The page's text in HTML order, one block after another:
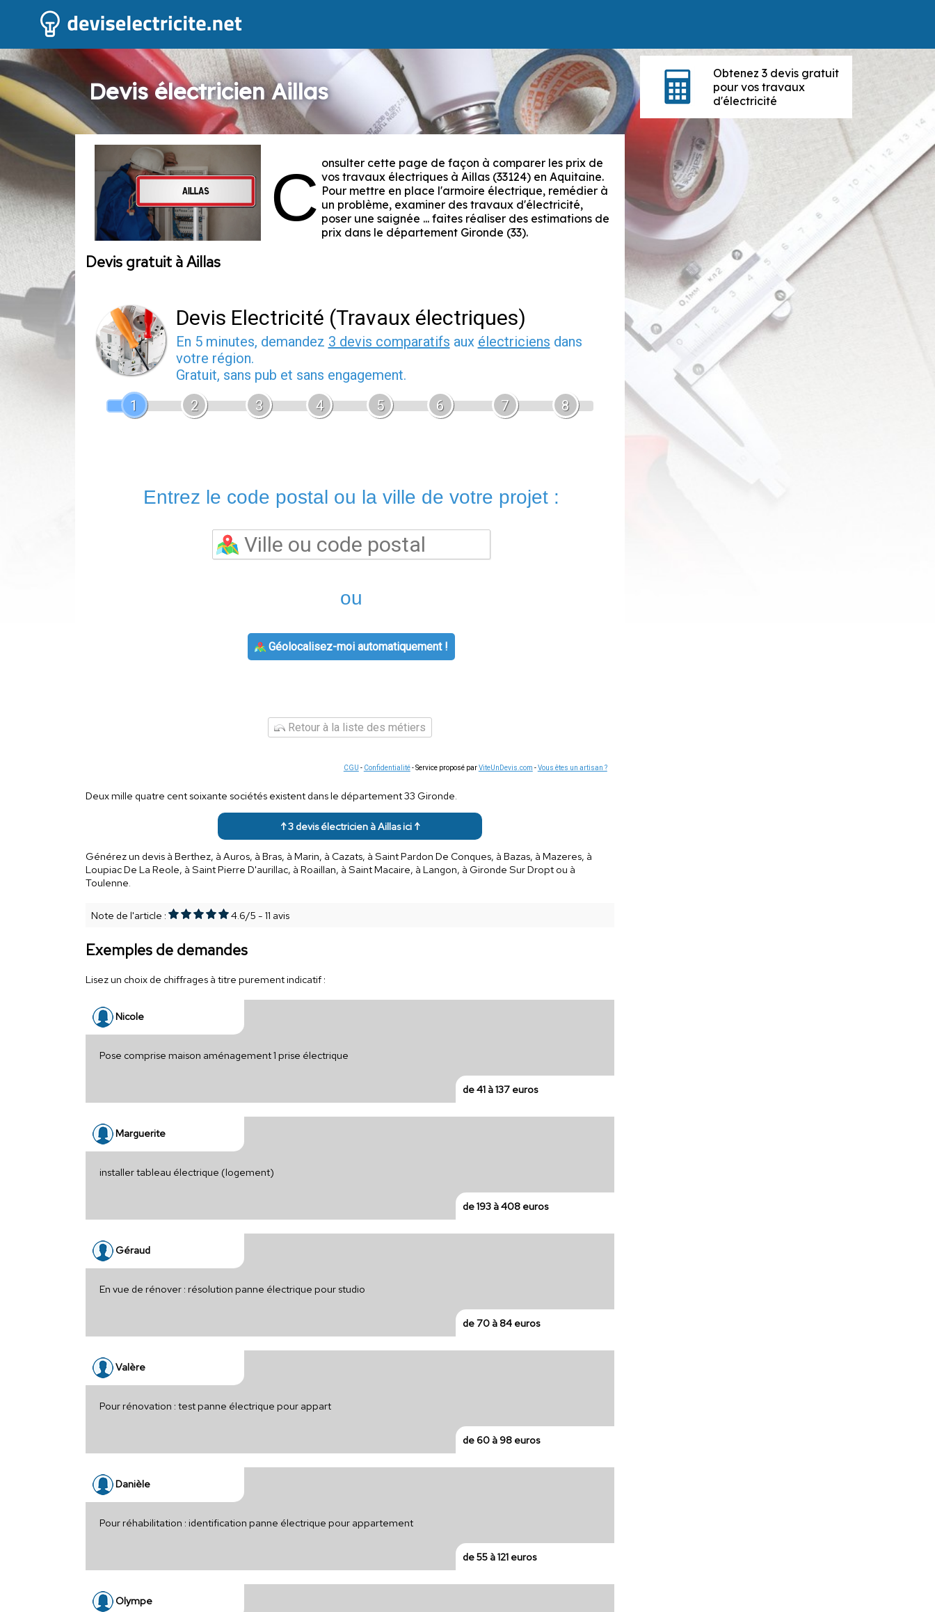
Devis électricien Aillas
C onsulter cette page de façon à comparer les prix de
vos travaux électriques à Aillas (33124) en Aquitaine.
Pour mettre en place l'armoire électrique, remédier à
un problème, examiner des travaux d'électricité,
poser une saignée ... faites réaliser des estimations de
prix dans le département Gironde (33).
Devis gratuit à Aillas
Devis Electricité (Travaux électriques)
En 5 minutes, demandez 3 devis comparatifs aux électriciens dans
votre région.
Gratuit, sans pub et sans engagement.
1
2 3 4 5 6 7 8
Entrez le code postal ou la ville de votre projet :
ou
Géolocalisez-moi automatiquement !
Retour à la liste des métiers
CGU - Confidentialité- Service proposé parViteUnDevis.com -Vous êtes un artisan ?
Deux mille quatre cent soixante sociétés existent dans le département 33 Gironde.
↑ 3 devis électricien à Aillas ici ↑
Générez un devis à Berthez, à Auros, à Bras, à Marin, à Cazats, à Saint Pardon De Conques, à Bazas, à Mazeres, à
Loupiac De La Reole, à Saint Pierre D'aurillac, à Roaillan, à Saint Macaire, à Langon, à Gironde Sur Dropt ou à
Toulenne.
Note de l'article : 4.6/5 - 11 avis
Exemples de demandes
Lisez un choix de chiffrages à titre purement indicatif :
Nicole
Pose comprise maison aménagement 1 prise électrique
de 41 à 137 euros
Marguerite
installer tableau électrique (logement)
de 193 à 408 euros
Géraud
En vue de rénover : résolution panne électrique pour studio
de 70 à 84 euros
Valère
Pour rénovation : test panne électrique pour appart
de 60 à 98 euros
Danièle
Pour réhabilitation : identification panne électrique pour appartement
de 55 à 121 euros
Olympe
Obtenez 3 devis gratuit
pour vos travaux
d'électricité